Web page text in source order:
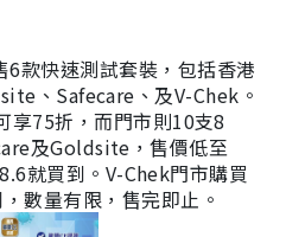
款快速測試套裝，包括香港
、Safecare、及V-Chek。
享75折，而門市則10支8
及Goldsite，售價低至
就買到。V-Chek門市購買
數量有限，售完即止。